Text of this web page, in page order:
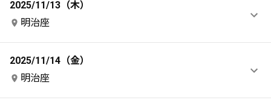
2025/11/13（木）
明治座
2025/11/14（金）
明治座